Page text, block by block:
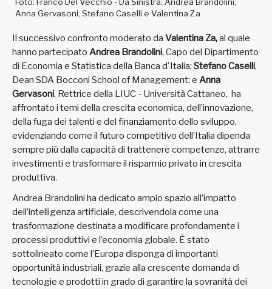
Anna Gervasoni, Stefano Caselli e Valentina Za
Il successivo confronto moderato da Valentina Za,al quale
hanno partecipato Andrea Brandolini, Capo del Dipartimento
di Economia e Statistica della Banca d'Italia; Stefano Caselli,
Dean SDA Bocconi School of Management; e Anna
Gervasoni, Rettrice della LIUC - Università Cattaneo, ha
affrontato i temi della crescita economica, dell’innovazione,
della fuga dei talenti e del finanziamento dello sviluppo,
evidenziando come il futuro competitivo dell’Italia dipenda
sempre più dalla capacità di trattenere competenze, attrarre
investimenti e trasformare il risparmio privato in crescita
produttiva.
Andrea Brandolini ha dedicato ampio spazio all’impatto
dell’intelligenza artificiale, descrivendola come una
trasformazione destinata a modificare profondamente i
processi produttivi e l’economia globale. È stato
sottolineato come l’Europa disponga di importanti
opportunità industriali, grazie alla crescente domanda di
tecnologie e prodotti in grado di garantire la sovranità dei